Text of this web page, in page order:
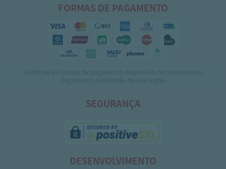
FORMAS DE PAGAMENTO
SEGURANÇA
DESENVOLVIMENTO